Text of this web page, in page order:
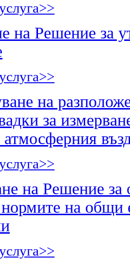
на Решение за
на
за
атмосферния
на Решение за
нормите на